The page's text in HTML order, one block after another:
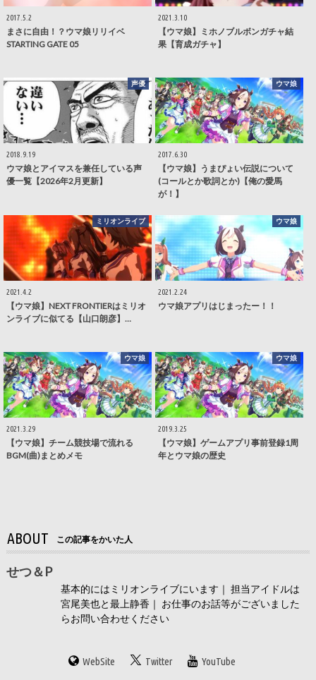
2017.5.2
まさに自由！？ウマ娘リリイベ
STARTING GATE 05
2021.3.10
【ウマ娘】ミホノブルボンガチャ結
果【育成ガチャ】
声優
2018.9.19
ウマ娘とアイマスを兼任している声
優一覧【2026年2月更新】
ウマ娘
2017.6.30
【ウマ娘】うまぴょい伝説について
(コールとか歌詞とか)【俺の愛馬
が！】
ミリオンライブ
2021.4.2
【ウマ娘】NEXT FRONTIERはミリオ
ンライブに似てる【山口朗彦】…
ウマ娘
2021.2.24
ウマ娘アプリはじまったー！！
ウマ娘
2021.3.29
【ウマ娘】チーム競技場で流れる
BGM(曲)まとめメモ
ウマ娘
2019.3.25
【ウマ娘】ゲームアプリ事前登録1周
年とウマ娘の歴史
ABOUT この記事をかいた人
せつ＆P
基本的にはミリオンライブにいます｜ 担当アイドルは
宮尾美也と最上静香｜ お仕事のお話等がございました
らお問い合わせください
WebSite Twitter YouTube